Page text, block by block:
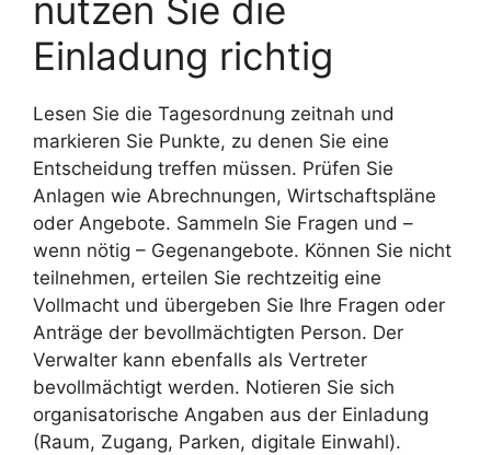
nutzen Sie die
Einladung richtig
Lesen Sie die Tagesordnung zeitnah und
markieren Sie Punkte, zu denen Sie eine
Entscheidung treffen müssen. Prüfen Sie
Anlagen wie Abrechnungen, Wirtschaftspläne
oder Angebote. Sammeln Sie Fragen und –
wenn nötig – Gegenangebote. Können Sie nicht
teilnehmen, erteilen Sie rechtzeitig eine
Vollmacht und übergeben Sie Ihre Fragen oder
Anträge der bevollmächtigten Person. Der
Verwalter kann ebenfalls als Vertreter
bevollmächtigt werden. Notieren Sie sich
organisatorische Angaben aus der Einladung
(Raum, Zugang, Parken, digitale Einwahl).